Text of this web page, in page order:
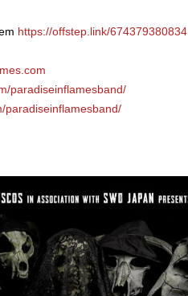
https://offstep.link/674379380834
paradiseinflamesband/
paradiseinflamesband/